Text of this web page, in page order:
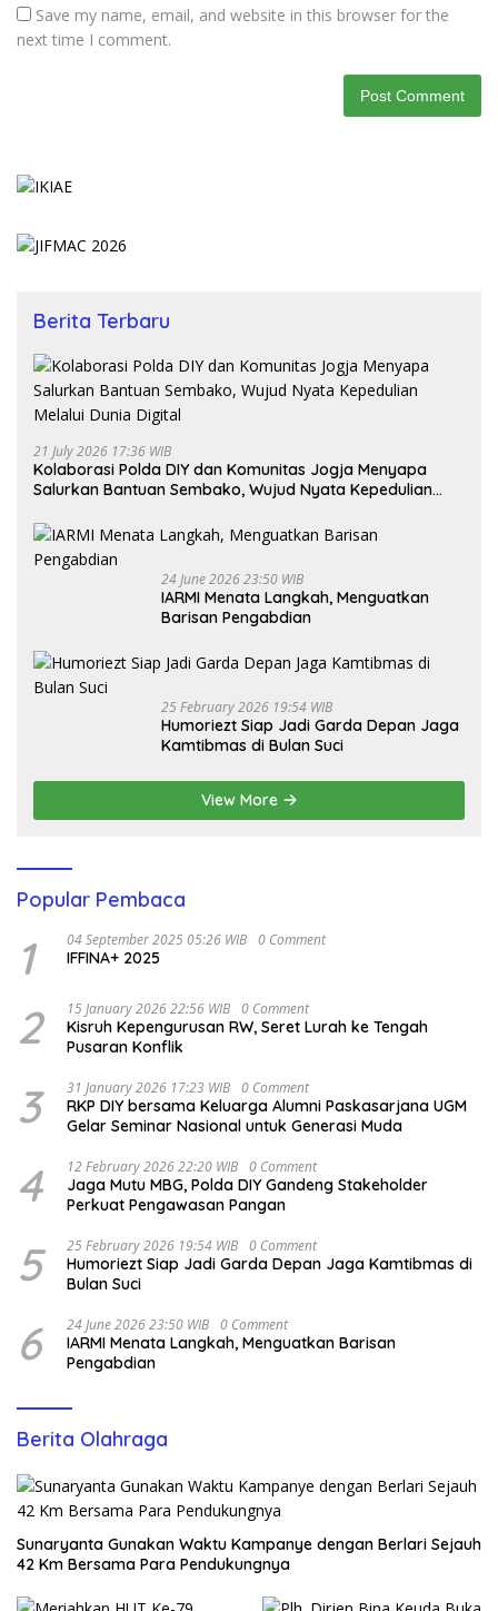
Save my name, email, and website in this browser for the
next time I comment.
Berita Terbaru
21 July 2026 17:36 WIB
Kolaborasi Polda DIY dan Komunitas Jogja Menyapa
Salurkan Bantuan Sembako, Wujud Nyata Kepedulian
24 June 2026 23:50 WIB
IARMI Menata Langkah, Menguatkan
Barisan Pengabdian
25 February 2026 19:54 WIB
Humoriezt Siap Jadi Garda Depan Jaga
Kamtibmas di Bulan Suci
View More
Popular Pembaca
1 04 September 2025 05:26 WIB 0 Comment
IFFINA+ 2025
2 15 January 2026 22:56 WIB 0 Comment
Kisruh Kepengurusan RW, Seret Lurah ke Tengah
Pusaran Konflik
3 31 January 2026 17:23 WIB 0 Comment
RKP DIY bersama Keluarga Alumni Paskasarjana UGM
Gelar Seminar Nasional untuk Generasi Muda
4 12 February 2026 22:20 WIB 0 Comment
Jaga Mutu MBG, Polda DIY Gandeng Stakeholder
Perkuat Pengawasan Pangan
5 25 February 2026 19:54 WIB 0 Comment
Humoriezt Siap Jadi Garda Depan Jaga Kamtibmas di
Bulan Suci
6 24 June 2026 23:50 WIB 0 Comment
IARMI Menata Langkah, Menguatkan Barisan
Pengabdian
Berita Olahraga
Sunaryanta Gunakan Waktu Kampanye dengan Berlari Sejauh
42 Km Bersama Para Pendukungnya